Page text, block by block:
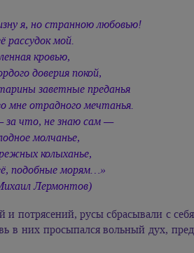
я, но странною любовью!
рассудок мой.
кровью,
доверия покой,
заветные преданья
мне отрадного мечтанья.
что, не знаю сам —
молчанье,
колыханье,
подобные морям…»
Лермонтов)
и потрясений, русы сбрасывали с себя
в них просыпался вольный дух, пред